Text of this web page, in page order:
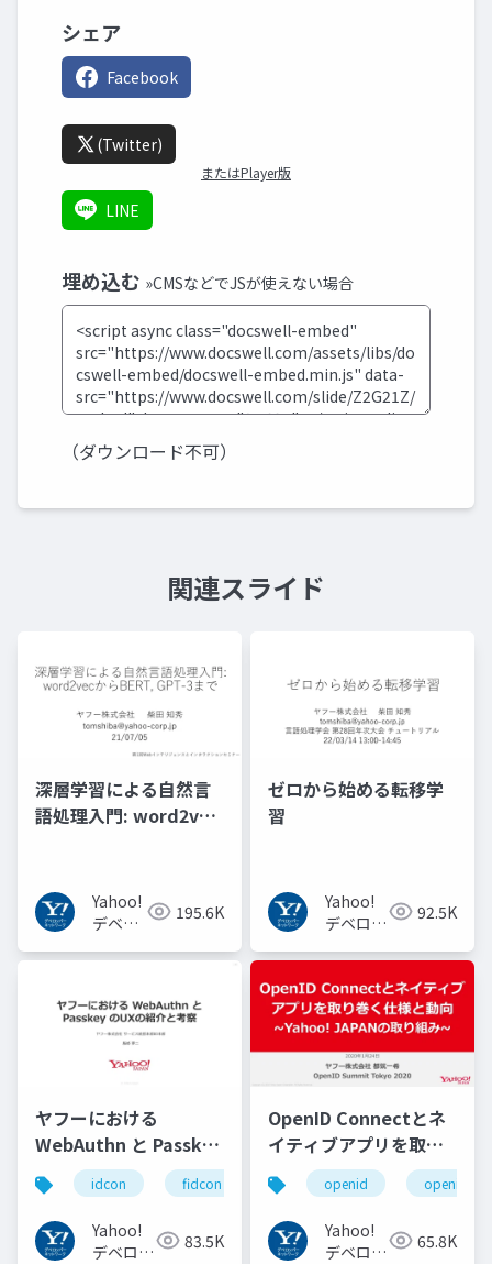
シェア
Facebook
(Twitter)
またはPlayer版
LINE
埋め込む »CMSなどでJSが使えない場合
（ダウンロード不可）
関連スライド
深層学習による自然言
語処理入門: word2vec
Yahoo!
デベロ
ネット
195.6K
ゼロから始める転移学
習
Yahoo!
デベロッ
トワーク
92.5K
ヤフーにおける
WebAuthn と Passkey
の UX の紹介と考察
#idcon #fidcon
idcon fidcon
Yahoo!
デベロッ
83.5K
OpenID Connectとネ
イティブアプリを取り
巻く仕様と動向 Yahoo!
JAPANの取り組み
#openid
#openid_tokyo
openid
Yahoo!
デベロッ
65.8K